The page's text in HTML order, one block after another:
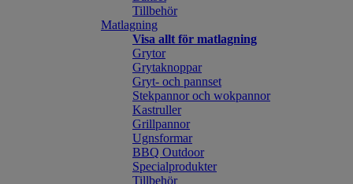
Tillbehör
Matlagning
Visa allt för matlagning
Grytor
Grytaknoppar
Gryt- och pannset
Stekpannor och wokpannor
Kastruller
Grillpannor
Ugnsformar
BBQ Outdoor
Specialprodukter
Tillbehör